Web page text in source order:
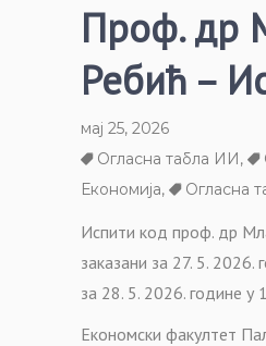
Проф. др
Ребић –
мај 25, 2026
Огласна табла ИИ,
Економија, Огласна
Испити код проф. др
заказани за 27. 5. 2026.
за 28. 5. 2026. године у
Економски факултет